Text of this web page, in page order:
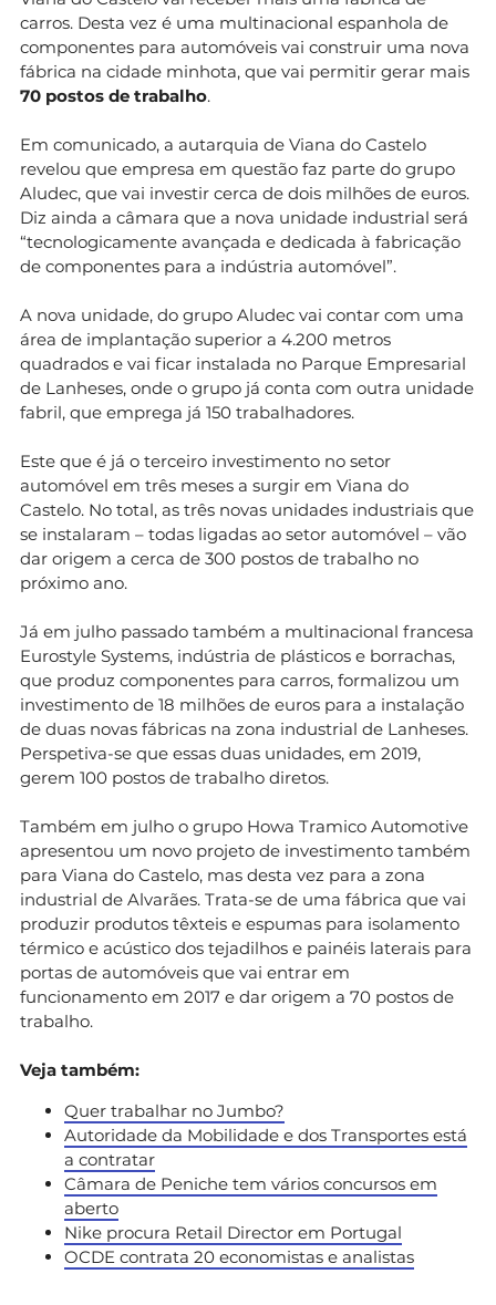
carros. Desta vez é uma multinacional espanhola de
componentes para automóveis vai construir uma nova
fábrica na cidade minhota, que vai permitir gerar mais
70 postos de trabalho.
Em comunicado, a autarquia de Viana do Castelo
revelou que empresa em questão faz parte do grupo
Aludec, que vai investir cerca de dois milhões de euros.
Diz ainda a câmara que a nova unidade industrial será
“tecnologicamente avançada e dedicada à fabricação
de componentes para a indústria automóvel”.
A nova unidade, do grupo Aludec vai contar com uma
área de implantação superior a 4.200 metros
quadrados e vai ficar instalada no Parque Empresarial
de Lanheses, onde o grupo já conta com outra unidade
fabril, que emprega já 150 trabalhadores.
Este que é já o terceiro investimento no setor
automóvel em três meses a surgir em Viana do
Castelo. No total, as três novas unidades industriais que
se instalaram – todas ligadas ao setor automóvel – vão
dar origem a cerca de 300 postos de trabalho no
próximo ano.
Já em julho passado também a multinacional francesa
Eurostyle Systems, indústria de plásticos e borrachas,
que produz componentes para carros, formalizou um
investimento de 18 milhões de euros para a instalação
de duas novas fábricas na zona industrial de Lanheses.
Perspetiva-se que essas duas unidades, em 2019,
gerem 100 postos de trabalho diretos.
Também em julho o grupo Howa Tramico Automotive
apresentou um novo projeto de investimento também
para Viana do Castelo, mas desta vez para a zona
industrial de Alvarães. Trata-se de uma fábrica que vai
produzir produtos têxteis e espumas para isolamento
térmico e acústico dos tejadilhos e painéis laterais para
portas de automóveis que vai entrar em
funcionamento em 2017 e dar origem a 70 postos de
trabalho.
Veja também:
Quer trabalhar no Jumbo?
Autoridade da Mobilidade e dos Transportes está
a contratar
Câmara de Peniche tem vários concursos em
aberto
Nike procura Retail Director em Portugal
OCDE contrata 20 economistas e analistas